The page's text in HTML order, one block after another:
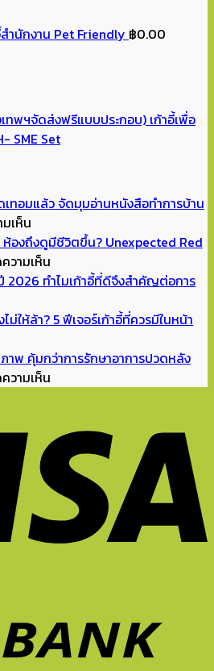
สำนักงาน Pet Friendly ฿0.00
ทพฯจัดส่งฟรีแบบประกอบ) เก้าอี้เพื่อ
SME Set
ทอมแล้ว จัดมุมอ่านหนังสือทำการบ้าน
เห็น
Back
to
School
เทอม
จัด
มุม
ทำการ
บ้าน
บ้าน
ยัง
ห้องถึงดูมีชีวิตขึ้น? Unexpected Red
วามเห็น
ทำไม
แดง
เดียว
มี
ชีวิต
ขึ้น?
Unexpected
Theory
ทำไมเก้าอี้ที่ดีจึงสำคัญต่อการ
ออฟฟิศ
Hybrid
ปี
เก้าอี้
สำคัญ
ต่อ
ม่ให้ล้า? 5 ฟีเจอร์เก้าอี้ที่ควรมีในหน้า
าพ คุ้มกว่าการรักษาอาการปวดหลัง
วามเห็น
เก้าอี้
เพื่อ
สุขภาพ
คุ้ม
ระยะ
ยาว